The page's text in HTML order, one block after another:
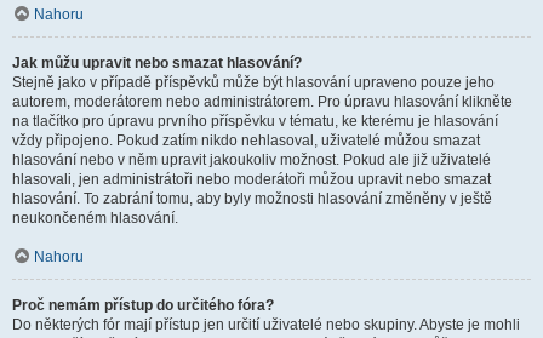
Nahoru
Jak můžu upravit nebo smazat hlasování?
Stejně jako v případě příspěvků může být hlasování upraveno pouze jeho
autorem, moderátorem nebo administrátorem. Pro úpravu hlasování klikněte
na tlačítko pro úpravu prvního příspěvku v tématu, ke kterému je hlasování
vždy připojeno. Pokud zatím nikdo nehlasoval, uživatelé můžou smazat
hlasování nebo v něm upravit jakoukoliv možnost. Pokud ale již uživatelé
hlasovali, jen administrátoři nebo moderátoři můžou upravit nebo smazat
hlasování. To zabrání tomu, aby byly možnosti hlasování změněny v ještě
neukončeném hlasování.
Nahoru
Proč nemám přístup do určitého fóra?
Do některých fór mají přístup jen určití uživatelé nebo skupiny. Abyste je mohli